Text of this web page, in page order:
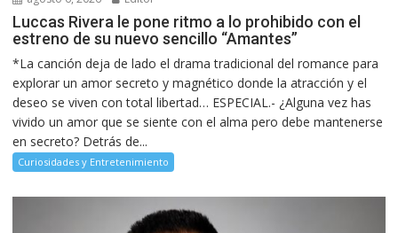
Luccas Rivera le pone ritmo a lo prohibido con el
estreno de su nuevo sencillo “Amantes”
*La canción deja de lado el drama tradicional del romance para
explorar un amor secreto y magnético donde la atracción y el
deseo se viven con total libertad… ESPECIAL.- ¿Alguna vez has
vivido un amor que se siente con el alma pero debe mantenerse
en secreto? Detrás de...
Curiosidades y Entretenimiento